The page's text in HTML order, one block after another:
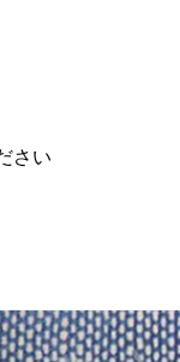
さい